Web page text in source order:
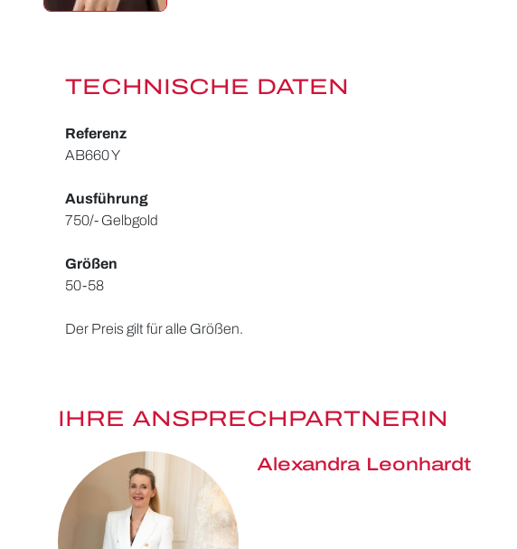
TECHNISCHE DATEN
Referenz
AB660 Y
Ausführung
750/- Gelbgold
Größen
50-58
Der Preis gilt für alle Größen.
IHRE ANSPRECHPARTNERIN
Alexandra Leonhardt